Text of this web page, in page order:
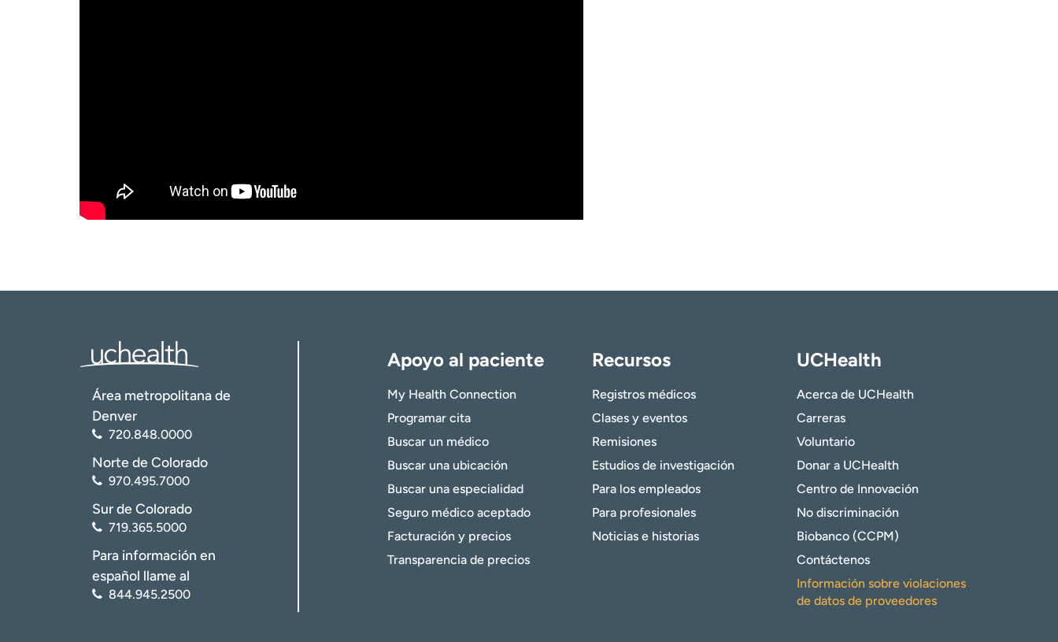
Área metropolitana de
Denver
720.848.0000
Norte de Colorado
970.495.7000
Sur de Colorado
719.365.5000
Para información en
español llame al
844.945.2500
Apoyo al paciente
My Health Connection
Programar cita
Buscar un médico
Buscar una ubicación
Buscar una especialidad
Seguro médico aceptado
Facturación y precios
Transparencia de precios
Recursos
Registros médicos
Clases y eventos
Remisiones
Estudios de investigación
Para los empleados
Para profesionales
Noticias e historias
UCHealth
Acerca de UCHealth
Carreras
Voluntario
Donar a UCHealth
Centro de Innovación
No discriminación
Biobanco (CCPM)
Contáctenos
Información sobre violaciones
de datos de proveedores